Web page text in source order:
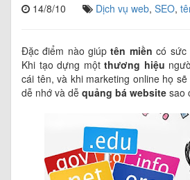
14/8/10 Dịch vụ web, SEO,
Đặc điểm nào giúptên miền có sức
Khi tạo dựng mộtthương hiệu
cái tên, và khi marketing o­nline họ
dễ nhớ và dễ quảng bá website sao